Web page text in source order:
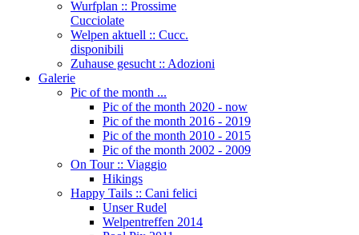
Wurfplan :: Prossime
Cucciolate
Welpen aktuell :: Cucc.
disponibili
Zuhause gesucht :: Adozioni
Galerie
Pic of the month ...
Pic of the month 2020 - now
Pic of the month 2016 - 2019
Pic of the month 2010 - 2015
Pic of the month 2002 - 2009
On Tour :: Viaggio
Hikings
Happy Tails :: Cani felici
Unser Rudel
Welpentreffen 2014